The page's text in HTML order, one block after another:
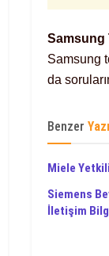
Samsung
Samsung
da
Benzer
Miele
Siemens
İletişim